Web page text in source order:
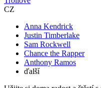
CZ
Anna Kendrick
Justin Timberlake
Sam Rockwell
Chance the Rapper
Anthony Ramos
ďalší